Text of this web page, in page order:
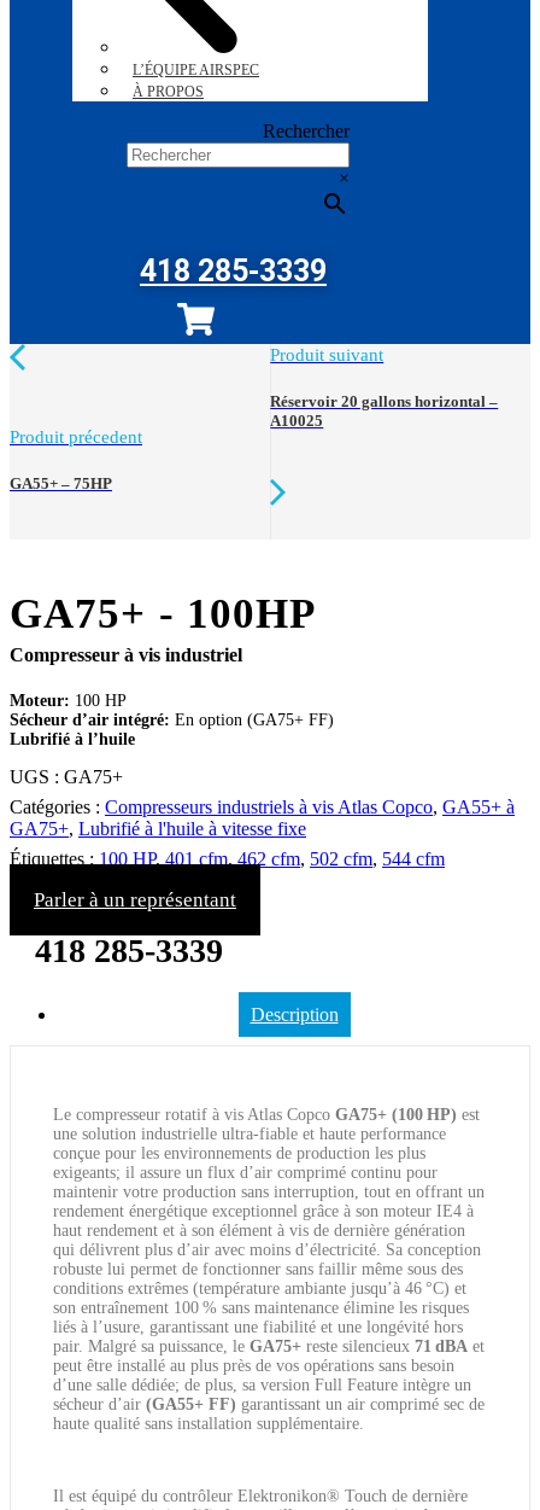
L’ÉQUIPE AIRSPEC
À PROPOS
Rechercher
×
418 285-3339
Produit précedent
GA55+ – 75HP
Produit suivant
Réservoir 20 gallons horizontal –
A10025
GA75+ - 100HP
Compresseur à vis industriel
Moteur: 100 HP
Sécheur d’air intégré: En option (GA75+ FF)
Lubrifié à l’huile
UGS : GA75+
Catégories : Compresseurs industriels à vis Atlas Copco, GA55+ à
GA75+, Lubrifié à l'huile à vitesse fixe
Étiquettes : 100 HP, 401 cfm, 462 cfm, 502 cfm, 544 cfm
Parler à un représentant
418 285-3339
Description
Le compresseur rotatif à vis Atlas Copco GA75+ (100 HP) est
une solution industrielle ultra-fiable et haute performance
conçue pour les environnements de production les plus
exigeants; il assure un flux d’air comprimé continu pour
maintenir votre production sans interruption, tout en offrant un
rendement énergétique exceptionnel grâce à son moteur IE4 à
haut rendement et à son élément à vis de dernière génération
qui délivrent plus d’air avec moins d’électricité. Sa conception
robuste lui permet de fonctionner sans faillir même sous des
conditions extrêmes (température ambiante jusqu’à 46 °C) et
son entraînement 100 % sans maintenance élimine les risques
liés à l’usure, garantissant une fiabilité et une longévité hors
pair. Malgré sa puissance, le GA75+ reste silencieux 71 dBA et
peut être installé au plus près de vos opérations sans besoin
d’une salle dédiée; de plus, sa version Full Feature intègre un
sécheur d’air (GA55+ FF) garantissant un air comprimé sec de
haute qualité sans installation supplémentaire.
Il est équipé du contrôleur Elektronikon® Touch de dernière